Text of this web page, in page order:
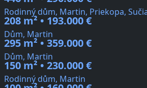
Rodinný dům, Martin, Priekopa,
208 m² • 193.000 €
Dům, Martin
295 m² • 359.000 €
Dům, Martin
150 m² • 230.000 €
Rodinný dům, Martin